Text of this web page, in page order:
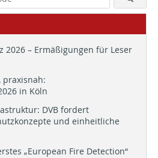
2026 – Ermäßigungen für Leser
praxisnah:
in Köln
DVB fordert
und einheitliche
„European Fire Detection“